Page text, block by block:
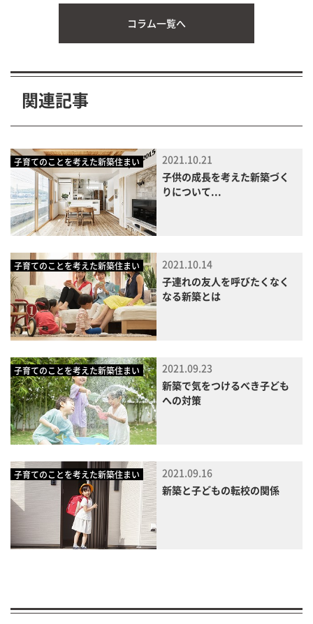
コラム一覧へ
関連記事
子育てのことを考えた新築住まい
2021.10.21
子供の成長を考えた新築づく
りについて...
子育てのことを考えた新築住まい
2021.10.14
子連れの友人を呼びたくなく
なる新築とは
子育てのことを考えた新築住まい
2021.09.23
新築で気をつけるべき子ども
への対策
子育てのことを考えた新築住まい
2021.09.16
新築と子どもの転校の関係